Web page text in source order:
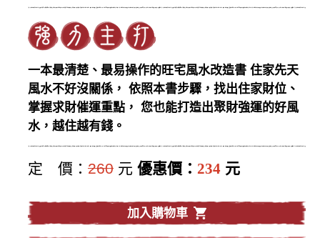
一本最清楚、最易操作的旺宅風水改造書 住家先天
風水不好沒關係， 依照本書步驟，找出住家財位、
掌握求財催運重點， 您也能打造出聚財強運的好風
水，越住越有錢。
定 價： 260 元 優惠價： 234 元
加入購物車